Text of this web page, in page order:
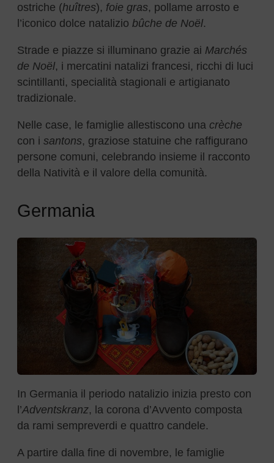
ostriche (huîtres), foie gras, pollame arrosto e
l’iconico dolce natalizio bûche de Noël.
Strade e piazze si illuminano grazie ai Marchés
de Noël, i mercatini natalizi francesi, ricchi di luci
scintillanti, specialità stagionali e artigianato
tradizionale.
Nelle case, le famiglie allestiscono una crèche
con i santons, graziose statuine che raffigurano
persone comuni, celebrando insieme il racconto
della Natività e il valore della comunità.
Germania
In Germania il periodo natalizio inizia presto con
l’Adventskranz, la corona d’Avvento composta
da rami sempreverdi e quattro candele.
A partire dalla fine di novembre, le famiglie